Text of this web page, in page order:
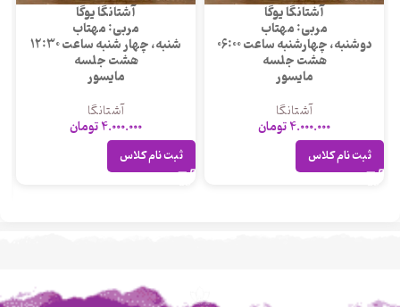
آشتانگا یوگا
مربی: مهتاب
دوشنبه، چهارشنبه ساعت 06:00
هشت جلسه
مایسور
آشتانگا
4.000.000تومان
ثبت نام کلاس
آشتانگا یوگا
مربی: مهتاب
شنبه، چهار شنبه ساعت 12:30
هشت جلسه
مایسور
آشتانگا
4.000.000تومان
ثبت نام کلاس